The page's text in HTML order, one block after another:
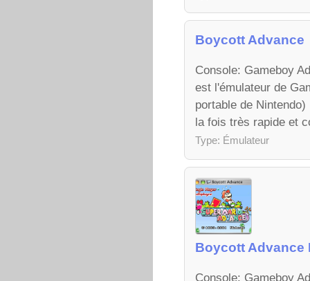
Boycott Advance
Console: Gameboy
est l'émulateur de
portable de
la fois très rapide et
Type: Émulateur
Boycott Advance
Console: Gameboy